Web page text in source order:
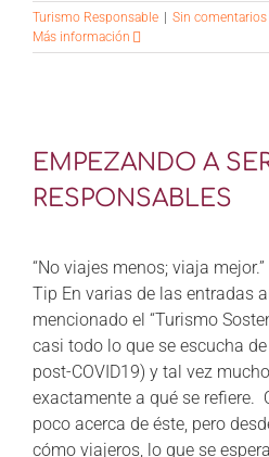
Turismo Responsable
Sin comentarios
Más información
EMPEZANDO A
RESPONSABLES
“No viajes menos; viaja
Tip En varias de las entradas
mencionado el “Turismo
casi todo lo que se escucha
post-COVID19) y tal vez
exactamente a qué se refiere.
poco acerca de éste, pero
cómo viajeros, lo que se